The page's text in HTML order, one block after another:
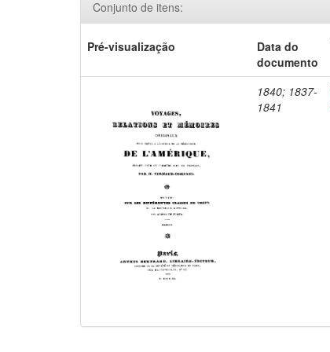
Conjunto de itens:
Pré-visualização
Data do
documento
1840; 1837-
1841